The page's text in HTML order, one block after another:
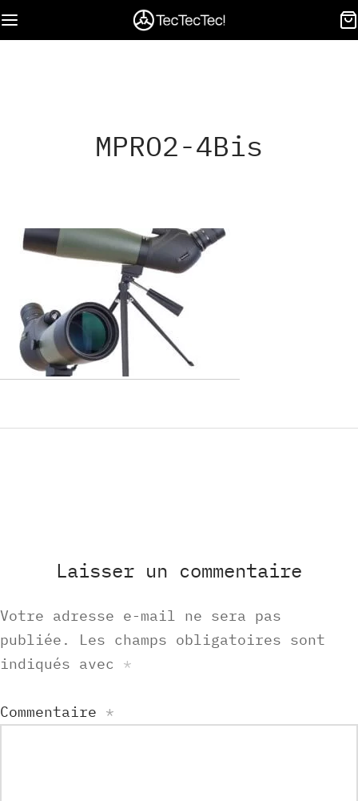
MPRO2-4Bis
Laisser un commentaire
Votre adresse e-mail ne sera pas
publiée.
Les champs obligatoires sont
indiqués avec *
Commentaire *